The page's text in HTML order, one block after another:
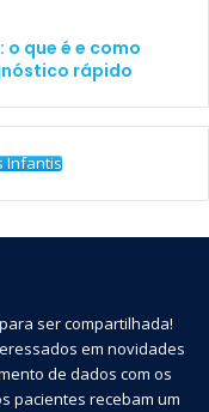
o que é e como
rápido
Infantis
ser compartilhada!
em novidades
de dados com os
pacientes recebam um